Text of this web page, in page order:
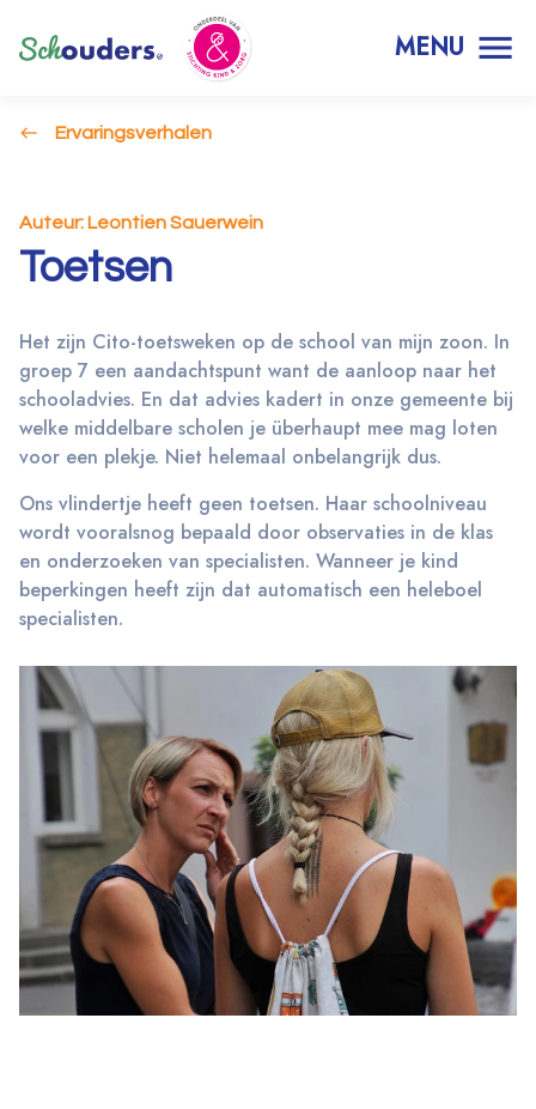
MENU
Ervaringsverhalen
Auteur: Leontien Sauerwein
Toetsen
Het zijn Cito-toetsweken op de school van mijn zoon. In
groep 7 een aandachtspunt want de aanloop naar het
schooladvies. En dat advies kadert in onze gemeente bij
welke middelbare scholen je überhaupt mee mag loten
voor een plekje. Niet helemaal onbelangrijk dus.
Ons vlindertje heeft geen toetsen. Haar schoolniveau
wordt vooralsnog bepaald door observaties in de klas
en onderzoeken van specialisten. Wanneer je kind
beperkingen heeft zijn dat automatisch een heleboel
specialisten.